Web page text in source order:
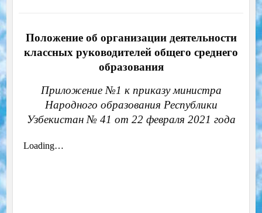
Положение об организации деятельности
классных руководителей общего среднего
образования
Приложение №1 к приказу министра
Народного образования Республики
Узбекистан № 41 от 22 февраля 2021 года